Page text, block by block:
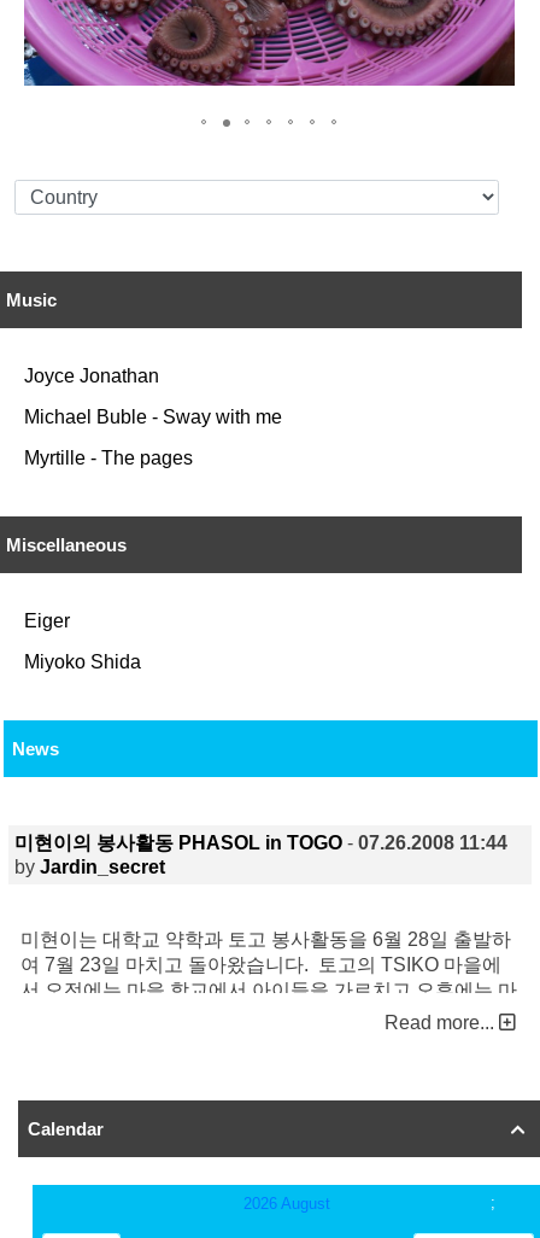
Music
Joyce Jonathan
Michael Buble - Sway with me
Myrtille - The pages
Miscellaneous
Eiger
Miyoko Shida
News
미현이의 봉사활동 PHASOL in TOGO - 07.26.2008 11:44
by Jardin_secret
미현이는 대학교 약학과 토고 봉사활동을 6월 28일 출발하
여 7월 23일 마치고 돌아왔습니다. 토고의 TSIKO 마을에
서 오전에는 마을 학교에서 아이들을 가르치고 오후에는 마
을 집집마다 다니면서 위생교육 에이즈 예방교육등을 청소
이곳사람들이 아주 성실한 종교인들이라 가게 이름이
DIEU EST MAGNIFIQUE, JESUS EST BON 이랍니다.
Read more...

Calendar